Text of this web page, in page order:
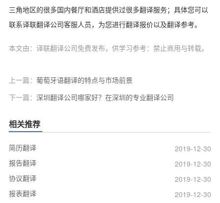
三角地区的很多国内餐厅和酒店提供过很多翻译服务；具体您可以
联系译联翻译公司客服人员，为您进行翻译报价以及翻译参考。
本文由：译联翻译公司免费发布，供学习参考：禁止商用与转载。
上一篇： 葡萄牙语翻译的特点与市场前景
下一篇： 深圳翻译公司哪家好？在深圳的专业翻译公司
相关推荐
简历翻译
2019-12-30
报告翻译
2019-12-30
协议翻译
2019-12-30
报表翻译
2019-12-30